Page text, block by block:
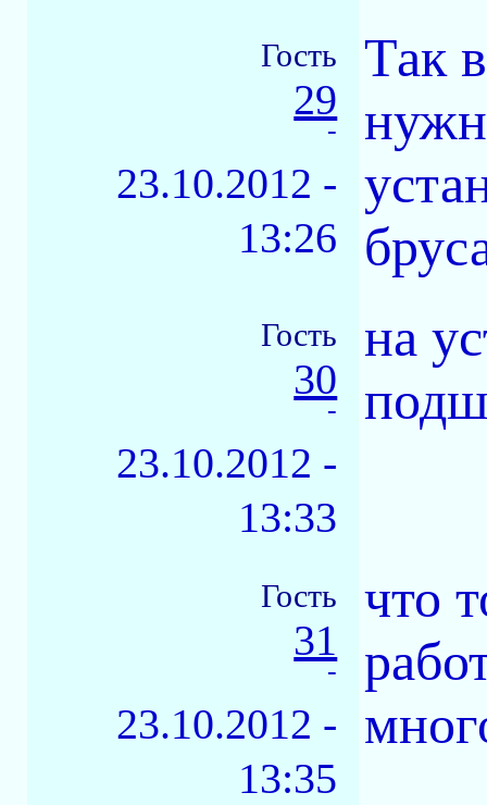
Гость
29
-
23.10.2012 -
13:26
Так
Гость
30
-
23.10.2012 -
13:33
на
Гость
31
-
23.10.2012 -
13:35
что